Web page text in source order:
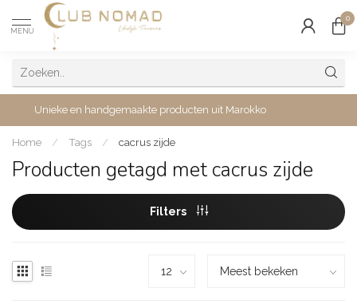
MENU
0
Unieke en handgemaakte producten uit Marokko
Home / Tags / cacrus zijde
Producten getagd met cacrus zijde
Filters